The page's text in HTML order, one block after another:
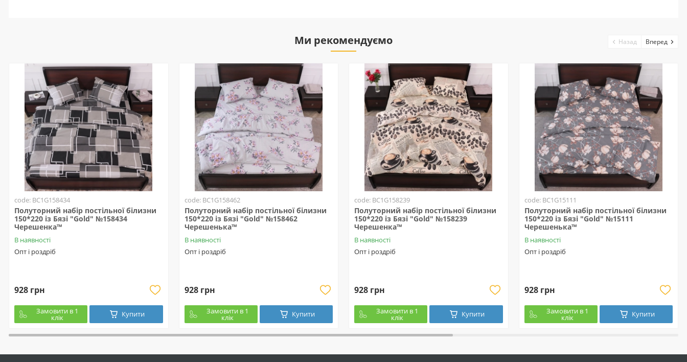
Ми рекомендуємо
code: BC1G158434
Полуторний набір постільної білизни
150*220 із Бязі "Gold" №158434
Черешенка™
В наявності
Опт і роздріб
928 грн
Замовити в 1
клік Купити
code: BC1G158462
Полуторний набір постільної білизни
150*220 із Бязі "Gold" №158462
Черешенька™
В наявності
Опт і роздріб
928 грн
Замовити в 1
клік Купити
code: BC1G158239
Полуторний набір постільної білизни
150*220 із Бязі "Gold" №158239
Черешенка™
В наявності
Опт і роздріб
928 грн
Замовити в 1
клік Купити
code: BC1G15111
Полуторний набір постільної білизни
150*220 із Бязі "Gold" №15111
Черешенька™
В наявності
Опт і роздріб
928 грн
Замовити в 1
клік Купити
Назад Вперед